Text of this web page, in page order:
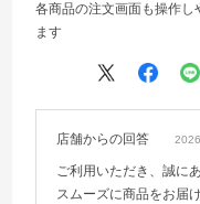
各商品の注文画面も操作
ます
店舗からの回答
ご利用いただき、誠に
スムーズに商品をお届